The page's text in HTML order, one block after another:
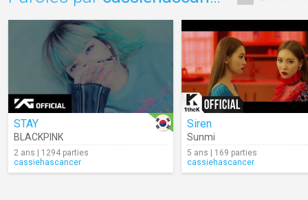
STAY
BLACKPINK
2 ans | 1294 parties
cassiehascancer
Siren
Sunmi
5 ans | 169 parties
cassiehascancer